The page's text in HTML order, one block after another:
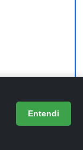
Entendi